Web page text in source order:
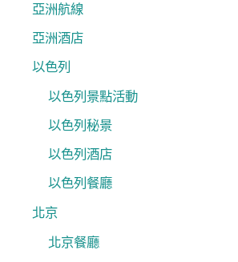
亞洲航線
亞洲酒店
以色列
以色列景點活動
以色列秘景
以色列酒店
以色列餐廳
北京
北京餐廳